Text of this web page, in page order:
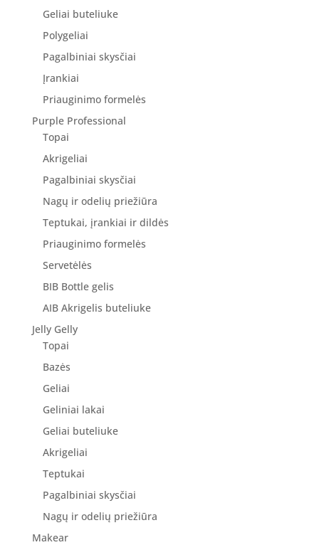
Geliai buteliuke
Polygeliai
Pagalbiniai skysčiai
Įrankiai
Priauginimo formelės
Purple Professional
Topai
Akrigeliai
Pagalbiniai skysčiai
Nagų ir odelių priežiūra
Teptukai, įrankiai ir dildės
Priauginimo formelės
Servetėlės
BIB Bottle gelis
AIB Akrigelis buteliuke
Jelly Gelly
Topai
Bazės
Geliai
Geliniai lakai
Geliai buteliuke
Akrigeliai
Teptukai
Pagalbiniai skysčiai
Nagų ir odelių priežiūra
Makear